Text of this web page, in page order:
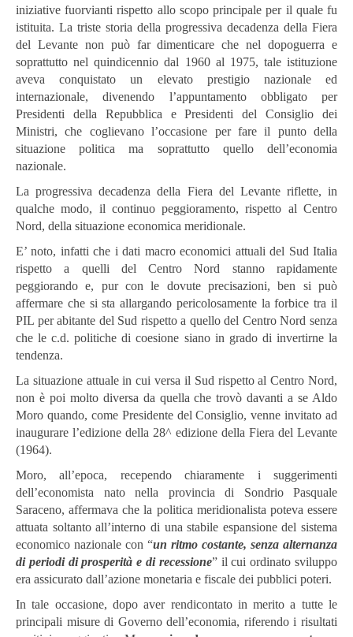
iniziative fuorvianti rispetto allo scopo principale per il quale fu
istituita. La triste storia della progressiva decadenza della Fiera
del Levante non può far dimenticare che nel dopoguerra e
soprattutto nel quindicennio dal 1960 al 1975, tale istituzione
aveva conquistato un elevato prestigio nazionale ed
internazionale, divenendo l’appuntamento obbligato per
Presidenti della Repubblica e Presidenti del Consiglio dei
Ministri, che coglievano l’occasione per fare il punto della
situazione politica ma soprattutto quello dell’economia
nazionale.
La progressiva decadenza della Fiera del Levante riflette, in
qualche modo, il continuo peggioramento, rispetto al Centro
Nord, della situazione economica meridionale.
E’ noto, infatti che i dati macro economici attuali del Sud Italia
rispetto a quelli del Centro Nord stanno rapidamente
peggiorando e, pur con le dovute precisazioni, ben si può
affermare che si sta allargando pericolosamente la forbice tra il
PIL per abitante del Sud rispetto a quello del Centro Nord senza
che le c.d. politiche di coesione siano in grado di invertirne la
tendenza.
La situazione attuale in cui versa il Sud rispetto al Centro Nord,
non è poi molto diversa da quella che trovò davanti a se Aldo
Moro quando, come Presidente del Consiglio, venne invitato ad
inaugurare l’edizione della 28^ edizione della Fiera del Levante
(1964).
Moro, all’epoca, recependo chiaramente i suggerimenti
dell’economista nato nella provincia di Sondrio Pasquale
Saraceno, affermava che la politica meridionalista poteva essere
attuata soltanto all’interno di una stabile espansione del sistema
economico nazionale con “un ritmo costante, senza alternanza
di periodi di prosperità e di recessione” il cui ordinato sviluppo
era assicurato dall’azione monetaria e fiscale dei pubblici poteri.
In tale occasione, dopo aver rendicontato in merito a tutte le
principali misure di Governo dell’economia, riferendo i risultati